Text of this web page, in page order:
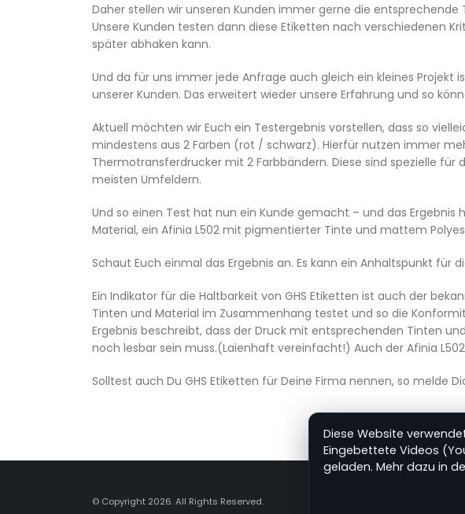
Daher stellen wir unseren Kunden immer gerne die
Unsere Kunden testen dann diese Etiketten nach verschiedenen
später abhaken kann.
Und da für uns immer jede Anfrage auch gleich ein kleines
unserer Kunden. Das erweitert wieder unsere Erfahrung und so
Aktuell möchten wir Euch ein Testergebnis vorstellen, dass so
mindestens aus 2 Farben (rot / schwarz). Hierfür nutzen immer
Thermotransferdrucker mit 2 Farbbändern. Diese sind spezielle
meisten Umfeldern.
Und so einen Test hat nun ein Kunde gemacht – und das
Material, ein Afinia L502 mit pigmentierter Tinte und mattem
Schaut Euch einmal das Ergebnis an. Es kann ein Anhaltspunkt für
Ein Indikator für die Haltbarkeit von GHS Etiketten ist auch der
Tinten und Material im Zusammenhang testet und so die
Ergebnis beschreibt, dass der Druck mit entsprechenden Tinten
noch lesbar sein muss.(Laienhaft vereinfacht!) Auch der Afinia
Solltest auch Du GHS Etiketten für Deine Firma nennen, so melde
© Copyright 2026. All Rights Reserved.
Diese Website
Eingebettete Videos
geladen. Mehr dazu in